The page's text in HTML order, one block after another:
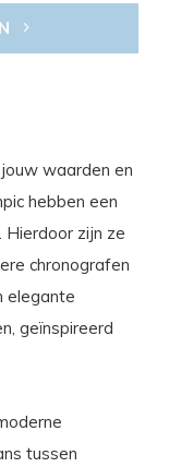
waarden en
hebben een
zijn ze
chronografen
elegante
geïnspireerd
tussen